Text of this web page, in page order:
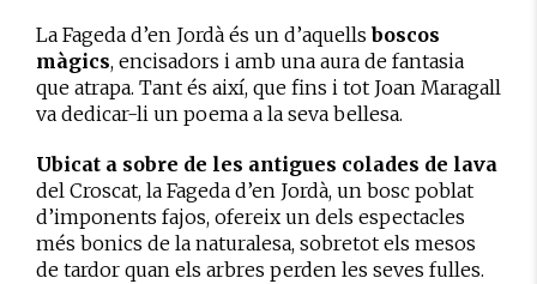
La Fageda d’en Jordà és un d’aquells boscos
màgics, encisadors i amb una aura de fantasia
que atrapa. Tant és així, que fins i tot Joan Maragall
va dedicar-li un poema a la seva bellesa.
Ubicat a sobre de les antigues colades de lava
del Croscat, la Fageda d’en Jordà, un bosc poblat
d’imponents fajos, ofereix un dels espectacles
més bonics de la naturalesa, sobretot els mesos
de tardor quan els arbres perden les seves fulles.